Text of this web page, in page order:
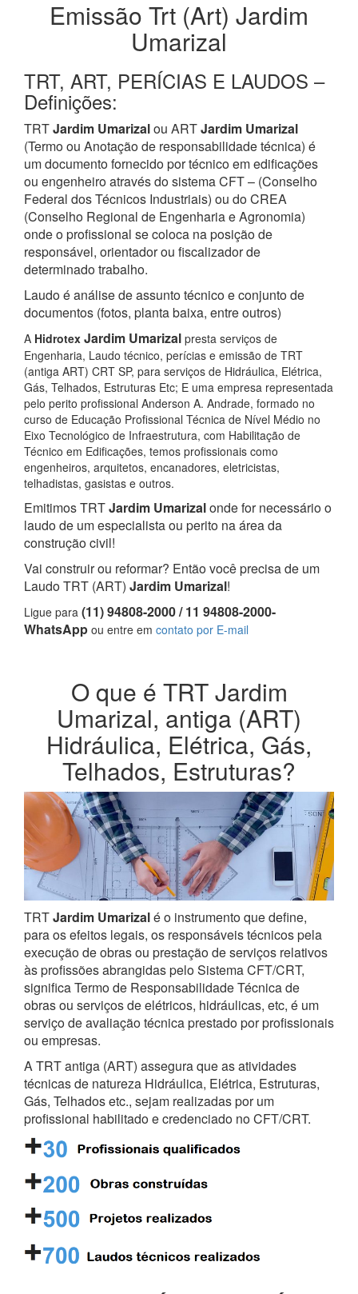
Emissão Trt (Art) Jardim
Umarizal
TRT, ART, PERÍCIAS E LAUDOS –
Definições:
TRTJardim Umarizalou ARTJardim Umarizal
(Termo ou Anotação de responsabilidade técnica) é
um documento fornecido por técnico em edificações
ou engenheiro através do sistema CFT – (Conselho
Federal dos Técnicos Industriais) ou do CREA
(Conselho Regional de Engenharia e Agronomia)
onde o profissional se coloca na posição de
responsável, orientador ou fiscalizador de
determinado trabalho.
Laudo é análise de assunto técnico e conjunto de
documentos (fotos, planta baixa, entre outros)
A Hidrotex Jardim Umarizal presta serviços de
Engenharia, Laudo técnico, perícias e emissão de TRT
(antiga ART) CRT SP, para serviços de Hidráulica, Elétrica,
Gás, Telhados, Estruturas Etc; E uma empresa representada
pelo perito profissional Anderson A. Andrade, formado no
curso de Educação Profissional Técnica de Nível Médio no
Eixo Tecnológico de Infraestrutura, com Habilitação de
Técnico em Edificações, temos profissionais como
engenheiros, arquitetos, encanadores, eletricistas,
telhadistas, gasistas e outros.
Emitimos TRTJardim Umarizalonde for necessário o
laudo de um especialista ou perito na área da
construção civil!
Vai construir ou reformar? Então você precisa de um
Laudo TRT (ART) Jardim Umarizal!
Ligue para (11) 94808-2000 / 11 94808-2000-
WhatsApp ou entre em contato por E-mail
O que é TRT Jardim
Umarizal, antiga (ART)
Hidráulica, Elétrica, Gás,
Telhados, Estruturas?
TRTJardim Umarizalé o instrumento que define,
para os efeitos legais, os responsáveis técnicos pela
execução de obras ou prestação de serviços relativos
às profissões abrangidas pelo Sistema CFT/CRT,
significa Termo de Responsabilidade Técnica de
obras ou serviços de elétricos, hidráulicas, etc, é um
serviço de avaliação técnica prestado por profissionais
ou empresas.
A TRT antiga (ART) assegura que as atividades
técnicas de natureza Hidráulica, Elétrica, Estruturas,
Gás, Telhados etc., sejam realizadas por um
profissional habilitado e credenciado no CFT/CRT.